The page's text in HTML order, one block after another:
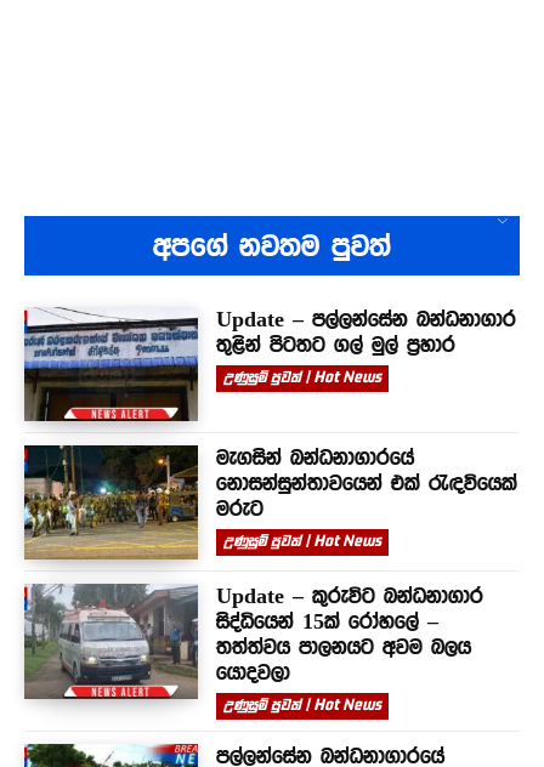
අපගේ නවතම පුවත්
Update – පල්ලන්සේන බන්ධනාගාර
තුළින් පිටතට ගල් මුල් ප්‍රහාර
උණුසුම් පුවත් | Hot News
මැගසින් බන්ධනාගාරයේ
නොසන්සුන්තාවයෙන් එක් රැඳවියෙක්
මරුට
උණුසුම් පුවත් | Hot News
Update – කුරුවිට බන්ධනාගාර
සිද්ධියෙන් 15ක් රෝහලේ –
තත්ත්වය පාලනයට අවම බලය
යොදවලා
උණුසුම් පුවත් | Hot News
පල්ලන්සේන බන්ධනාගාරයේ